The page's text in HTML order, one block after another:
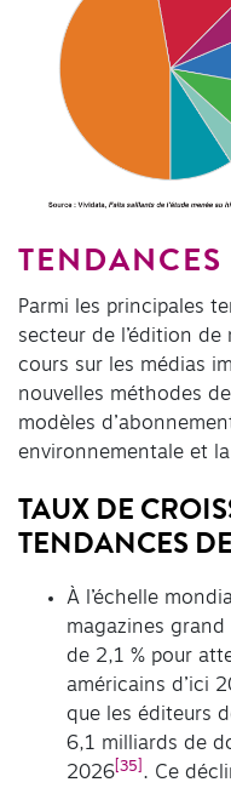
Parmi les principales
secteur de l’édition
cours sur les médias
nouvelles méthodes
modèles
environnementale et
TAUX DE
TENDANCES
À l’échelle
magazines
de 2,1 % pour
américains d’ici
que les éditeurs
6,1 milliards de
2026 [35] . Ce